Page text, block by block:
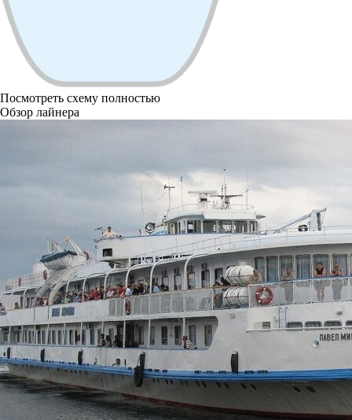
Посмотреть схему полностью
Обзор лайнера